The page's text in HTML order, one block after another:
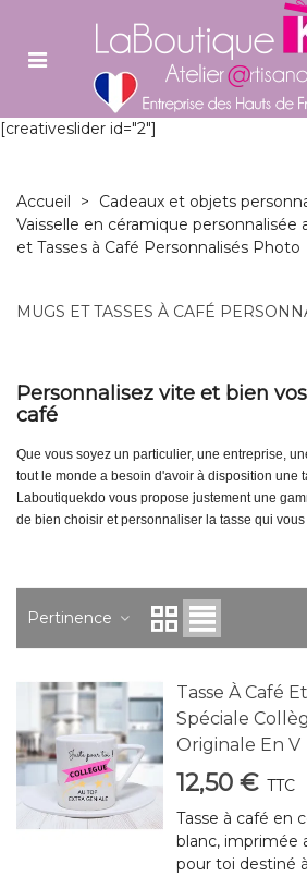
[creativeslider id="2"]
Accueil > Cadeaux et objets
Vaisselle en céramique personnalisée
et Tasses à Café Personnalisés Photo
MUGS ET TASSES À CAFÉ
Personnalisez vite et bien
café
Que vous soyez un particulier, une entreprise,
tout le monde a besoin d'avoir à disposition une
Laboutiquekdo vous propose justement une
de bien choisir et personnaliser la tasse qui
Pertinence
Tasse À Café
Spéciale
Originale En V
12,50 € TTC
Tasse à café en
blanc, imprimée
pour toi destiné